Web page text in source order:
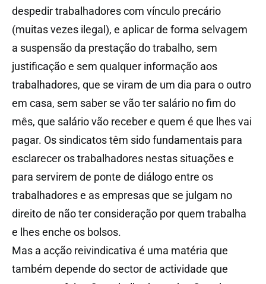
despedir trabalhadores com vínculo precário
(muitas vezes ilegal), e aplicar de forma selvagem
a suspensão da prestação do trabalho, sem
justificação e sem qualquer informação aos
trabalhadores, que se viram de um dia para o outro
em casa, sem saber se vão ter salário no fim do
mês, que salário vão receber e quem é que lhes vai
pagar. Os sindicatos têm sido fundamentais para
esclarecer os trabalhadores nestas situações e
para servirem de ponte de diálogo entre os
trabalhadores e as empresas que se julgam no
direito de não ter consideração por quem trabalha
e lhes enche os bolsos.
Mas a acção reivindicativa é uma matéria que
também depende do sector de actividade que